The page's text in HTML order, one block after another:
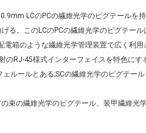
LCのPCの繊維光学のピグテールを持
る。このLCのPCの繊維光学のピグテー
箱のような繊維光学管理装置で広く利用
のRJ-45様式インターフェイスを特色にす
ルールとある;SCの繊維光学のピグテー
束の繊維光学のピグテール、装甲繊維光